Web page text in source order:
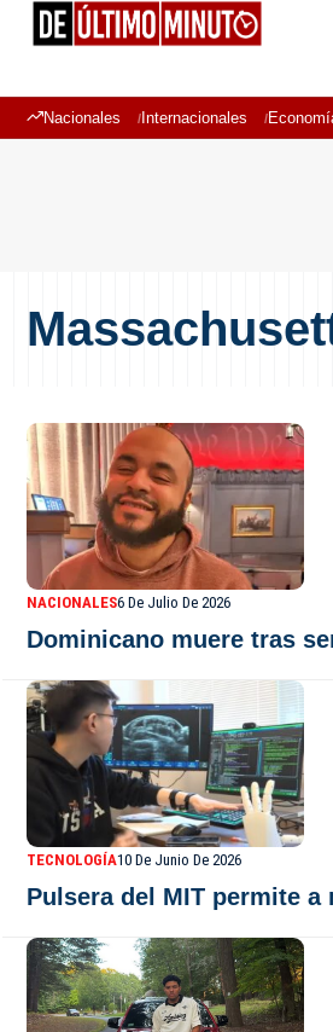
Nacionales Internacionales
NACIONALES6 De Julio De 2026
Dominicano muere tras
TECNOLOGÍA10 De Junio De 2026
Pulsera del MIT permite